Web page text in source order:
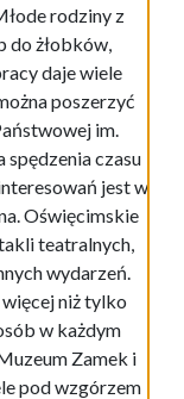
rodziny z
do żłobków,
daje wiele
poszerzyć
im.
czasu
jest w
Oświęcimskie
teatralnych,
wydarzeń.
niż tylko
w każdym
Zamek i
pod wzgórzem